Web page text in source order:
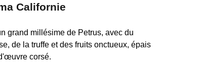
Californie
grand millésime de Petrus, avec du
de la truffe et des fruits onctueux, épais
corsé.